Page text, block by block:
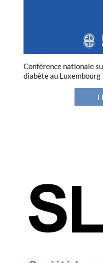
Conférence nationale
diabète au Luxembourg